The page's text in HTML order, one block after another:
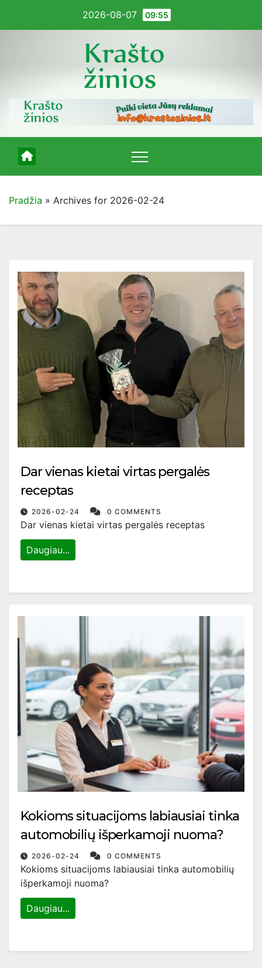
2026-08-07 09:55
Pradžia » Archives for 2026-02-24
Dar vienas kietai virtas pergalės
receptas
2026-02-24 0 COMMENTS
Dar vienas kietai virtas pergalės receptas
Daugiau...
Kokioms situacijoms labiausiai tinka
automobilių išperkamoji nuoma?
2026-02-24 0 COMMENTS
Kokioms situacijoms labiausiai tinka automobilių
išperkamoji nuoma?
Daugiau...